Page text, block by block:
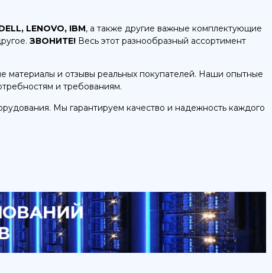
LENOVO, IBM, а также другие важные комплектующие
ЗВОНИТЕ! Весь этот разнообразный ассортимент
материалы и отзывы реальных покупателей. Наши опытные
и требованиям.
Мы гарантируем качество и надежность каждого